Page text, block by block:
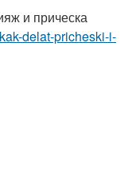
и прическа
delat-pricheski-i-